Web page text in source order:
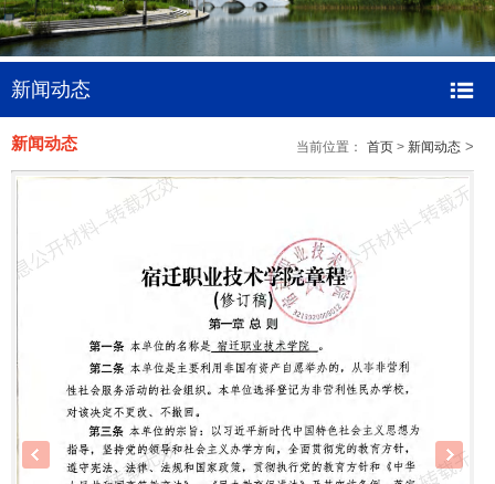
新闻动态
当前位置： 首页 >新闻动态 >
新闻动态
评优表彰活动